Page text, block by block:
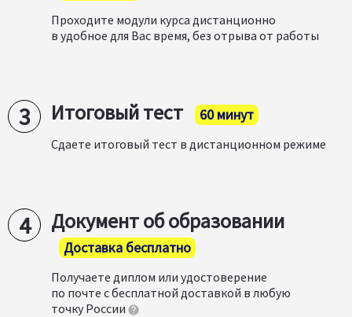
Проходите модули курса дистанционно
в удобное для Вас время, без отрыва от работы
Итоговый тест 60 минут
Сдаете итоговый тест в дистанционном режиме
Документ об образовании
Доставка бесплатно
Получаете диплом или удостоверение
по почте с бесплатной доставкой в любую
точку России